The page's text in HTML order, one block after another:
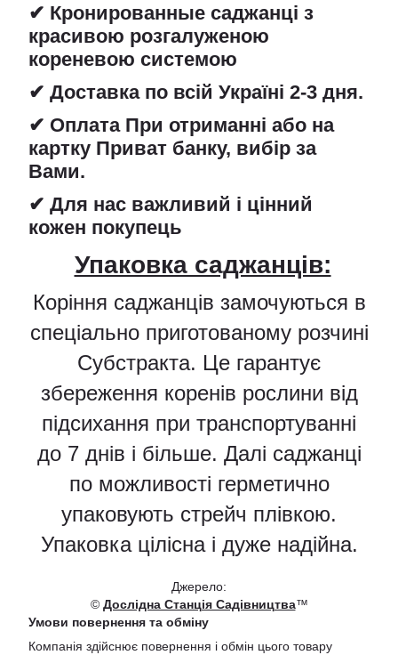
✔ Кронированные саджанці з
красивою розгалуженою
кореневою системою
✔ Доставка по всій Україні 2-3 дня.
✔ Оплата При отриманні або на
картку Приват банку, вибір за
Вами.
✔ Для нас важливий і цінний
кожен покупець
Упаковка саджанців:
Коріння саджанців замочуються в
спеціально приготованому розчині
Субстракта. Це гарантує
збереження коренів рослини від
підсихання при транспортуванні
до 7 днів і більше. Далі саджанці
по можливості герметично
упаковують стрейч плівкою.
Упаковка цілісна і дуже надійна.
Джерело:
© Дослідна Станція Садівництва™
Умови повернення та обміну
Компанія здійснює повернення і обмін цього товару